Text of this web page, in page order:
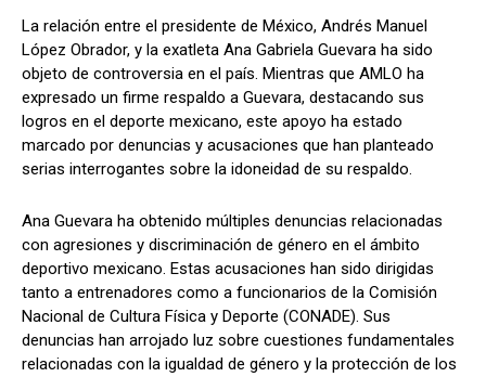
La relación entre el presidente de México, Andrés Manuel
López Obrador, y la exatleta Ana Gabriela Guevara ha sido
objeto de controversia en el país. Mientras que AMLO ha
expresado un firme respaldo a Guevara, destacando sus
logros en el deporte mexicano, este apoyo ha estado
marcado por denuncias y acusaciones que han planteado
serias interrogantes sobre la idoneidad de su respaldo.
Ana Guevara ha obtenido múltiples denuncias relacionadas
con agresiones y discriminación de género en el ámbito
deportivo mexicano. Estas acusaciones han sido dirigidas
tanto a entrenadores como a funcionarios de la Comisión
Nacional de Cultura Física y Deporte (CONADE). Sus
denuncias han arrojado luz sobre cuestiones fundamentales
relacionadas con la igualdad de género y la protección de los